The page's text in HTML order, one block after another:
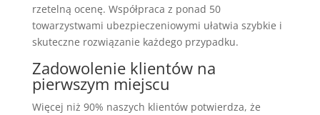
rzetelną ocenę. Współpraca z ponad 50
towarzystwami ubezpieczeniowymi ułatwia szybkie i
skuteczne rozwiązanie każdego przypadku.
Zadowolenie klientów na
pierwszym miejscu
Więcej niż 90% naszych klientów potwierdza, że